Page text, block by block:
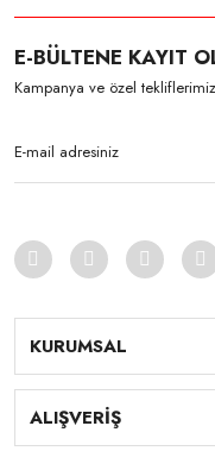
E-BÜLTENE KAYIT
Kampanya ve özel
KURUMSAL
ALIŞVERİŞ